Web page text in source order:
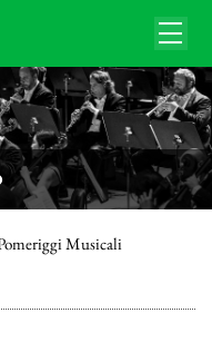
Musicali